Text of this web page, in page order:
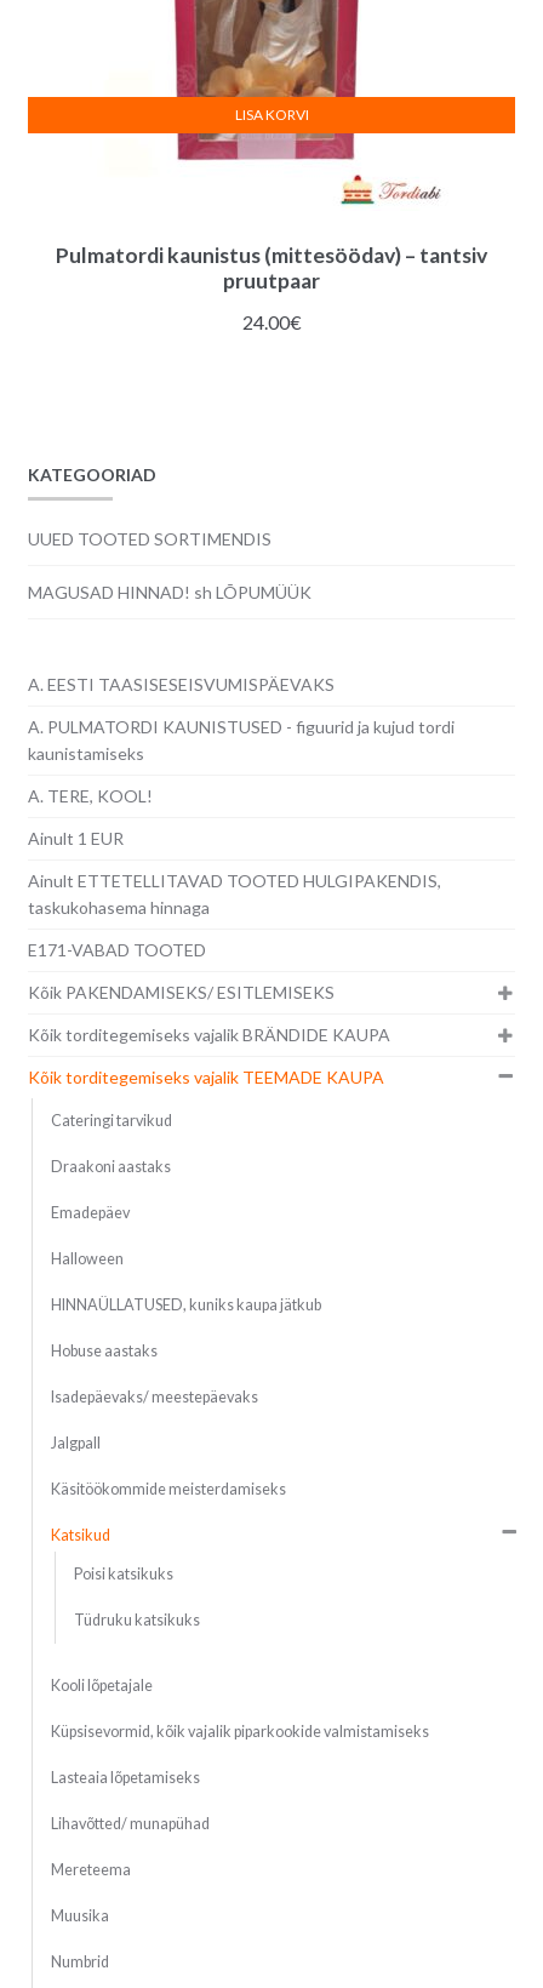
Pulmatordi kaunistus (mittesöödav) – tantsiv
pruutpaar
24.00€
LISA KORVI
KATEGOORIAD
UUED TOOTED SORTIMENDIS
MAGUSAD HINNAD! sh LÕPUMÜÜK
A. EESTI TAASISESEISVUMISPÄEVAKS
A. PULMATORDI KAUNISTUSED - figuurid ja kujud tordi
kaunistamiseks
A. TERE, KOOL!
Ainult 1 EUR
Ainult ETTETELLITAVAD TOOTED HULGIPAKENDIS,
taskukohasema hinnaga
E171-VABAD TOOTED
Kõik PAKENDAMISEKS/ ESITLEMISEKS
Kõik torditegemiseks vajalik BRÄNDIDE KAUPA
Kõik torditegemiseks vajalik TEEMADE KAUPA
Cateringi tarvikud
Draakoni aastaks
Emadepäev
Halloween
HINNAÜLLATUSED, kuniks kaupa jätkub
Hobuse aastaks
Isadepäevaks/ meestepäevaks
Jalgpall
Käsitöökommide meisterdamiseks
Katsikud
Poisi katsikuks
Tüdruku katsikuks
Kooli lõpetajale
Küpsisevormid, kõik vajalik piparkookide valmistamiseks
Lasteaia lõpetamiseks
Lihavõtted/ munapühad
Mereteema
Muusika
Numbrid